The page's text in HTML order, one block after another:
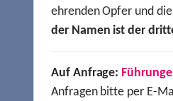
ehrenden Opfer und
der Namen ist der
Auf Anfrage:
Anfragen bitte per E-